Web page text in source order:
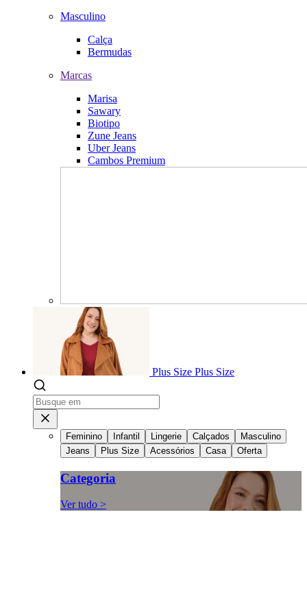
Masculino
Calça
Bermudas
Marcas
Marisa
Sawary
Biotipo
Zune Jeans
Uber Jeans
Cambos Premium
Plus Size Plus Size
Feminino Infantil Lingerie Calçados
Masculino
Jeans
Plus Size Acessórios Casa Oferta
Categoria
Ver tudo >